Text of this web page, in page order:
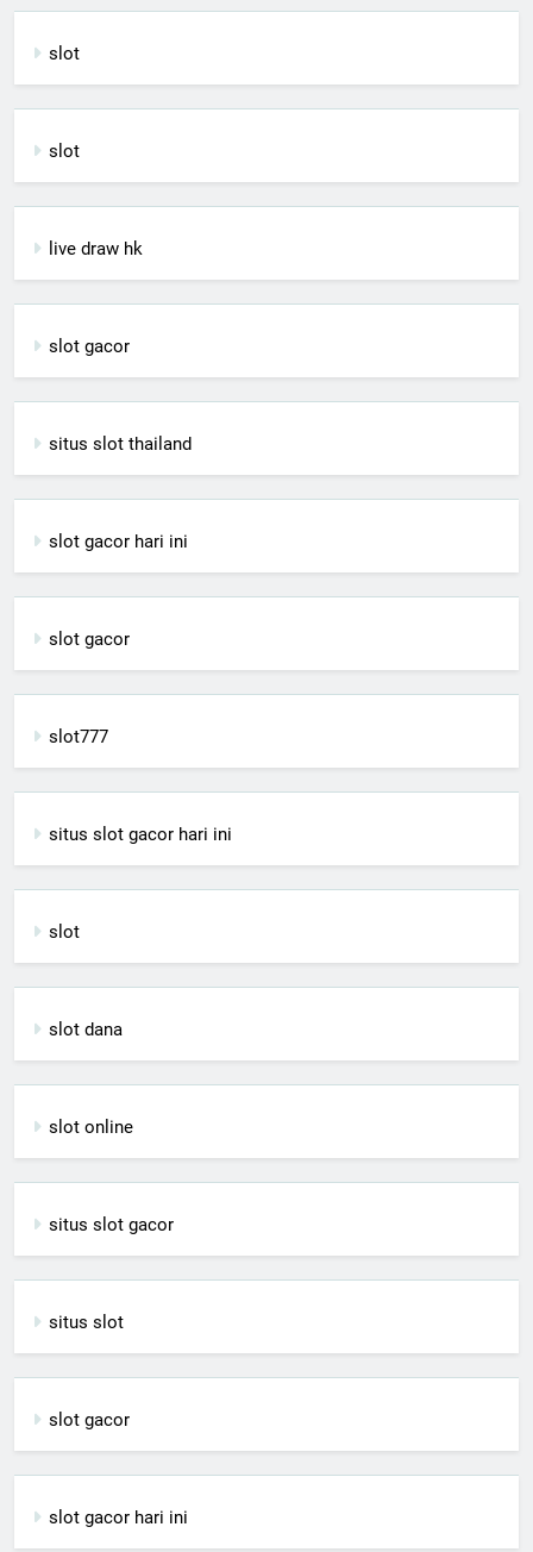
slot
slot
live draw hk
slot gacor
situs slot thailand
slot gacor hari ini
slot gacor
slot777
situs slot gacor hari ini
slot
slot dana
slot online
situs slot gacor
situs slot
slot gacor
slot gacor hari ini